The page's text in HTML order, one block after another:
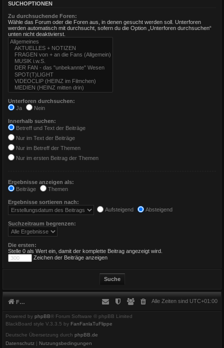
SUCHOPTIONEN
Zu durchsuchende Foren:
Wähle das Forum oder die Foren aus, in denen gesucht werden soll. Unterforen
werden automatisch mit durchsucht, sofern du die Option „Unterforen durchsuchen“
unten nicht deaktivierst.
Unterforen durchsuchen:
Ja
Nein
Innerhalb suchen:
Betreff und Text der Beiträge
Nur im Text der Beiträge
Nur im Betreff der Themen
Nur im ersten Beitrag der Themen
Ergebnisse anzeigen als:
Beiträge
Themen
Ergebnisse sortieren nach:
Aufsteigend
Absteigend
Suchzeitraum begrenzen:
Die ersten:
Stelle 0 als Wert ein, damit der komplette Beitrag angezeigt wird.
Zeichen der Beiträge anzeigen
Foren-Übersicht Alle Zeiten sind UTC+01:00
Powered by phpBB® Forum Software © phpBB Limited
BlackBoard style V.3.3.5 by FanFanlaTuFlippe
Deutsche Übersetzung durch phpBB.de
Datenschutz | Nutzungsbedingungen